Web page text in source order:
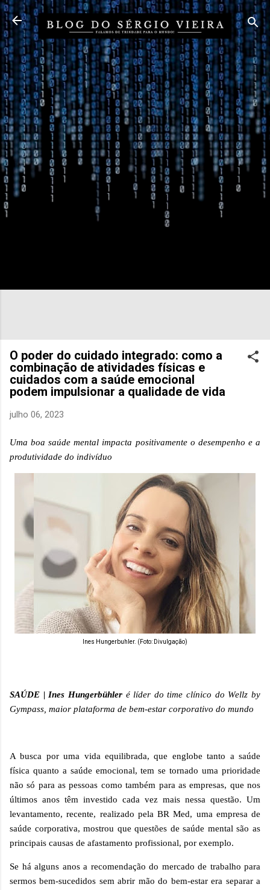
Pular para o conteúdo principal
O poder do cuidado integrado: como a
combinação de atividades físicas e
cuidados com a saúde emocional
podem impulsionar a qualidade de vida
julho 06, 2023
Uma boa saúde mental impacta positivamente o desempenho e a
produtividade do indivíduo
Ines Hungerbuhler. (Foto: Divulgação)
SAÚDE |Ines Hungerbühleré líder do time clínico do Wellz by
Gympass, maior plataforma de bem-estar corporativo do mundo
A busca por uma vida equilibrada, que englobe tanto a saúde
física quanto a saúde emocional, tem se tornado uma prioridade
não só para as pessoas como também para as empresas, que nos
últimos anos têm investido cada vez mais nessa questão. Um
levantamento, recente, realizado pela BR Med, uma empresa de
saúde corporativa, mostrou que questões de saúde mental são as
principais causas de afastamento profissional, por exemplo.
Se há alguns anos a recomendação do mercado de trabalho para
sermos bem-sucedidos sem abrir mão do bem-estar era separar a